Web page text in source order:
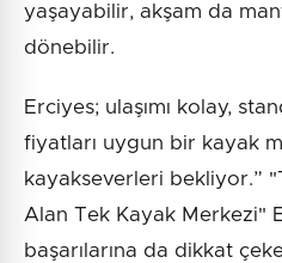
yaşayabilir, akşam da
dönebilir.
Erciyes; ulaşımı kolay,
fiyatları uygun bir kayak
kayakseverleri bekliyor.”
Alan Tek Kayak Merkezi"
başarılarına da dikkat